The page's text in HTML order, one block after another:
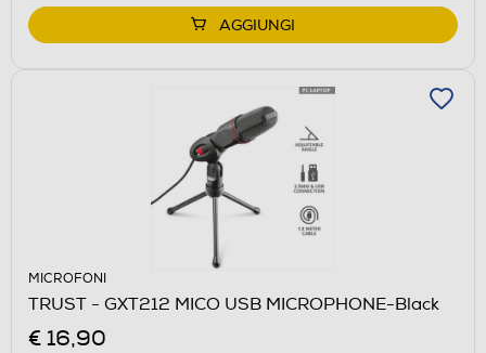
AGGIUNGI
MICROFONI
TRUST - GXT212 MICO USB MICROPHONE-Black
€ 16,90